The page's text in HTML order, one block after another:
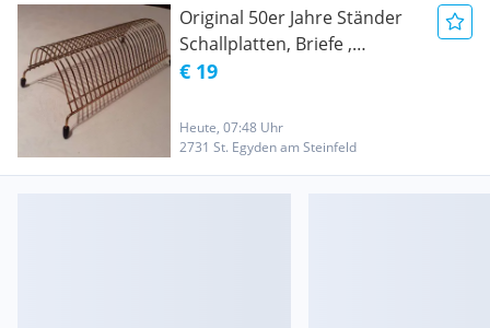
Original 50er Jahre Ständer
Schallplatten, Briefe ,
Servietten ?
€ 19
Heute, 07:48 Uhr
2731 St. Egyden am Steinfeld